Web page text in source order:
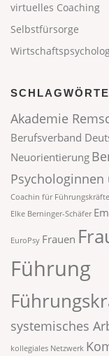
virtuelles Coaching
Selbstfürsorge
Akademie
Berufsverband
Neuorientierung
Psychologinnen
Coachin für Führungskräfte
Elke Berninger-Schäfer
EuroPsy Frauen
Führung
systemisches
kollegiales Netzwerk